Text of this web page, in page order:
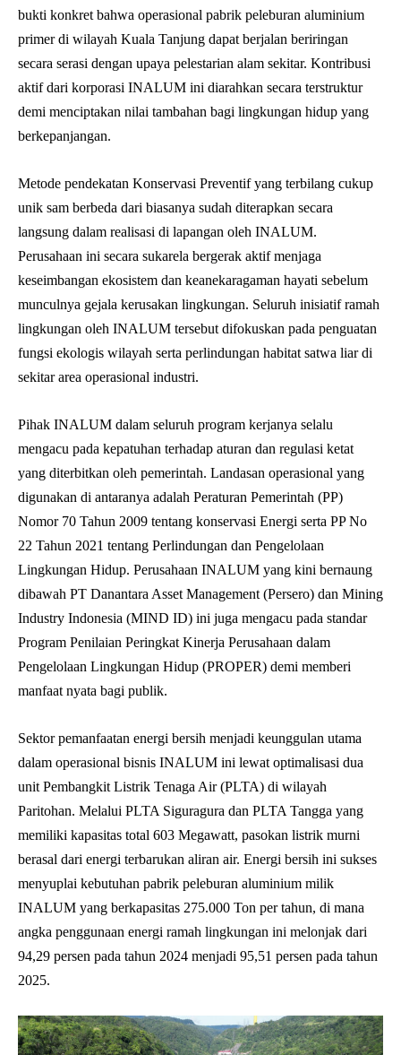
bukti konkret bahwa operasional pabrik peleburan aluminium
primer di wilayah Kuala Tanjung dapat berjalan beriringan
secara serasi dengan upaya pelestarian alam sekitar. Kontribusi
aktif dari korporasi INALUM ini diarahkan secara terstruktur
demi menciptakan nilai tambahan bagi lingkungan hidup yang
berkepanjangan.
Metode pendekatan Konservasi Preventif yang terbilang cukup
unik sam berbeda dari biasanya sudah diterapkan secara
langsung dalam realisasi di lapangan oleh INALUM.
Perusahaan ini secara sukarela bergerak aktif menjaga
keseimbangan ekosistem dan keanekaragaman hayati sebelum
munculnya gejala kerusakan lingkungan. Seluruh inisiatif ramah
lingkungan oleh INALUM tersebut difokuskan pada penguatan
fungsi ekologis wilayah serta perlindungan habitat satwa liar di
sekitar area operasional industri.
Pihak INALUM dalam seluruh program kerjanya selalu
mengacu pada kepatuhan terhadap aturan dan regulasi ketat
yang diterbitkan oleh pemerintah. Landasan operasional yang
digunakan di antaranya adalah Peraturan Pemerintah (PP)
Nomor 70 Tahun 2009 tentang konservasi Energi serta PP No
22 Tahun 2021 tentang Perlindungan dan Pengelolaan
Lingkungan Hidup. Perusahaan INALUM yang kini bernaung
dibawah PT Danantara Asset Management (Persero) dan Mining
Industry Indonesia (MIND ID) ini juga mengacu pada standar
Program Penilaian Peringkat Kinerja Perusahaan dalam
Pengelolaan Lingkungan Hidup (PROPER) demi memberi
manfaat nyata bagi publik.
Sektor pemanfaatan energi bersih menjadi keunggulan utama
dalam operasional bisnis INALUM ini lewat optimalisasi dua
unit Pembangkit Listrik Tenaga Air (PLTA) di wilayah
Paritohan. Melalui PLTA Siguragura dan PLTA Tangga yang
memiliki kapasitas total 603 Megawatt, pasokan listrik murni
berasal dari energi terbarukan aliran air. Energi bersih ini sukses
menyuplai kebutuhan pabrik peleburan aluminium milik
INALUM yang berkapasitas 275.000 Ton per tahun, di mana
angka penggunaan energi ramah lingkungan ini melonjak dari
94,29 persen pada tahun 2024 menjadi 95,51 persen pada tahun
2025.